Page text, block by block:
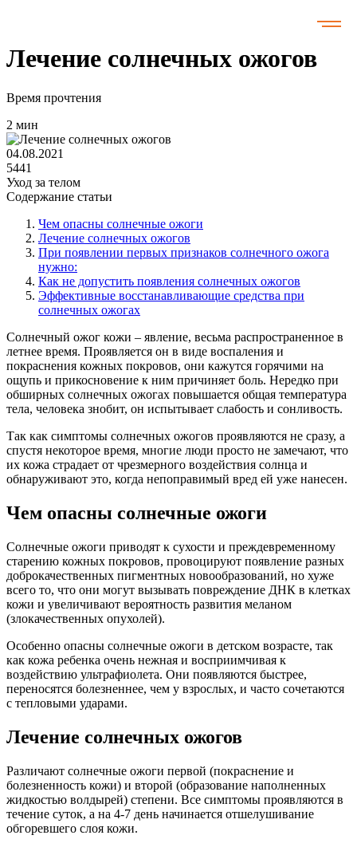
Лечение солнечных ожогов
Время прочтения
2 мин
04.08.2021
5441
Уход за телом
Содержание статьи
Чем опасны солнечные ожоги
Лечение солнечных ожогов
При появлении первых признаков солнечного ожога
нужно:
Как не допустить появления солнечных ожогов
Эффективные восстанавливающие средства при
солнечных ожогах
Солнечный ожог кожи – явление, весьма распространенное в
летнее время. Проявляется он в виде воспаления и
покраснения кожных покровов, они кажутся горячими на
ощупь и прикосновение к ним причиняет боль. Нередко при
обширных солнечных ожогах повышается общая температура
тела, человека знобит, он испытывает слабость и сонливость.
Так как симптомы солнечных ожогов проявляются не сразу, а
спустя некоторое время, многие люди просто не замечают, что
их кожа страдает от чрезмерного воздействия солнца и
обнаруживают это, когда непоправимый вред ей уже нанесен.
Чем опасны солнечные ожоги
Солнечные ожоги приводят к сухости и преждевременному
старению кожных покровов, провоцируют появление разных
доброкачественных пигментных новообразований, но хуже
всего то, что они могут вызывать повреждение ДНК в клетках
кожи и увеличивают вероятность развития меланом
(злокачественных опухолей).
Особенно опасны солнечные ожоги в детском возрасте, так
как кожа ребенка очень нежная и восприимчивая к
воздействию ультрафиолета. Они появляются быстрее,
переносятся болезненнее, чем у взрослых, и часто сочетаются
с тепловыми ударами.
Лечение солнечных ожогов
Различают солнечные ожоги первой (покраснение и
болезненность кожи) и второй (образование наполненных
жидкостью волдырей) степени. Все симптомы проявляются в
течение суток, а на 4-7 день начинается отшелушивание
обгоревшего слоя кожи.